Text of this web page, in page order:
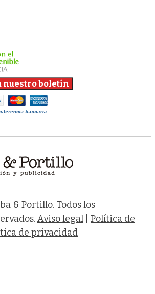
& Portillo. Todos los
Aviso legal
Política de
de privacidad